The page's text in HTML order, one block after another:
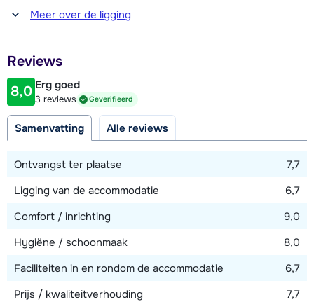
waarvan twee met ieder een douche en één met bad en
Afstand tot winkel(s)
1600 meter
1600 meter
Afstand tot piste
400 meter (via skilift)
Meer over de ligging
Reviews
8,0 Erg goed
3 reviews Geverifieerd
Samenvatting Alle reviews
Ontvangst ter plaatse
7,7
Ligging van de accommodatie
6,7
Comfort / inrichting
9,0
Hygiëne / schoonmaak
8,0
Faciliteiten in en rondom de accommodatie
6,7
Prijs / kwaliteitverhouding
7,7